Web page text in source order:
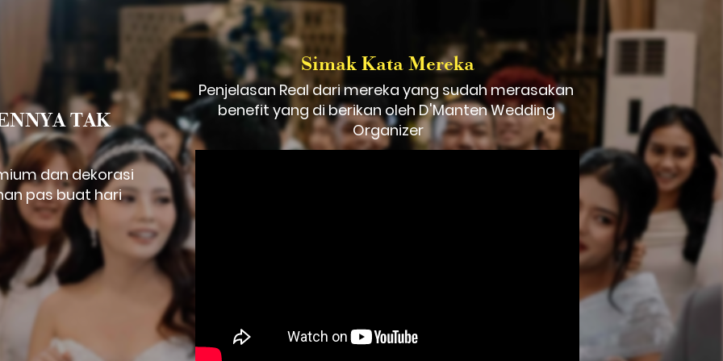
TAK
dan dekorasi
pas buat hari
Simak Kata Mereka
Penjelasan Real dari mereka yang sudah merasakan
benefit yang di berikan oleh D'Manten Wedding
Organizer